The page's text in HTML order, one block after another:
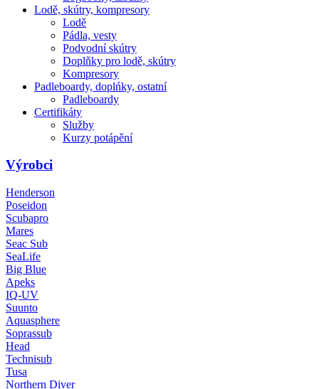
Lodě, skútry, kompresory
Lodě
Pádla, vesty
Podvodní skútry
Doplňky pro lodě, skútry
Kompresory
Padleboardy, doplńky, ostatní
Padleboardy
Certifikáty
Služby
Kurzy potápění
Výrobci
Henderson
Poseidon
Scubapro
Mares
Seac Sub
SeaLife
Big Blue
Apeks
IQ-UV
Suunto
Aquasphere
Soprassub
Head
Technisub
Tusa
Northern Diver